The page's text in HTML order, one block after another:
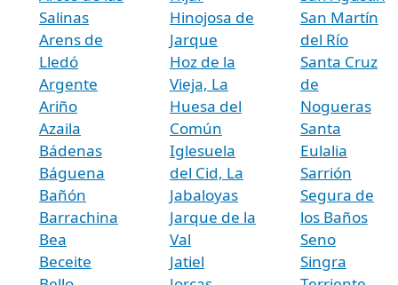
Salinas
Arens de
Lledó
Argente
Ariño
Azaila
Bádenas
Báguena
Bañón
Barrachina
Bea
Beceite
Hinojosa de
Jarque
Hoz de la
Vieja, La
Huesa del
Común
Iglesuela
del Cid, La
Jabaloyas
Jarque de la
Val
Jatiel
San Martín
del Río
Santa Cruz
de
Nogueras
Santa
Eulalia
Sarrión
Segura de
los Baños
Seno
Singra